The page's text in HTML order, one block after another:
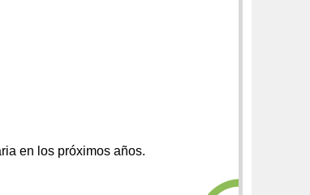
en los próximos años.